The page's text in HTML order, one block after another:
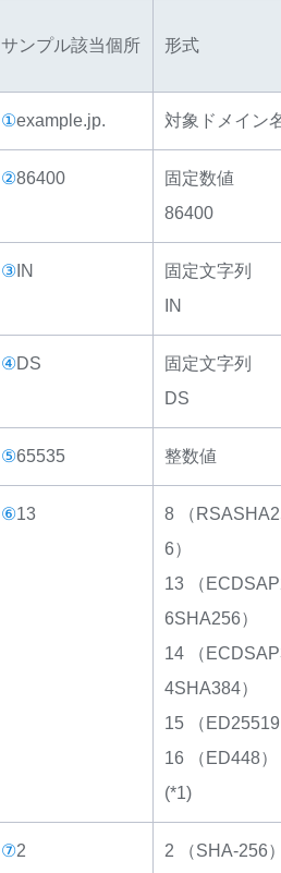
サンプル該当個所 形式
①example.jp. 対象ドメイン
②86400
固定数値
86400
③ IN
固定文字列
IN
④DS
固定文字列
DS
⑤65535 整数値
⑥13
8 （
6）
13 （
6SHA256）
14 （
4SHA384）
15 （
16 （ED448）
(*1)
⑦2
2 （SHA-256